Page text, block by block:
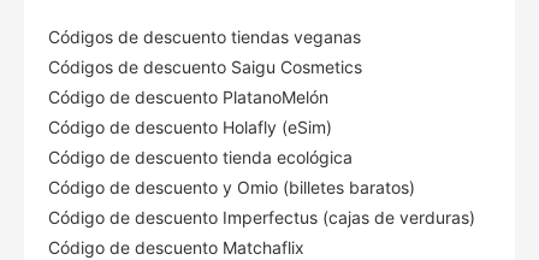
Códigos de descuento tiendas veganas
Códigos de descuento Saigu Cosmetics
Código de descuento PlatanoMelón
Código de descuento Holafly (eSim)
Código de descuento tienda ecológica
Código de descuento y Omio (billetes baratos)
Código de descuento Imperfectus (cajas de verduras)
Código de descuento Matchaflix